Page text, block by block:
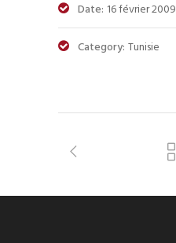
Date: 16 février 2009
Category: Tunisie